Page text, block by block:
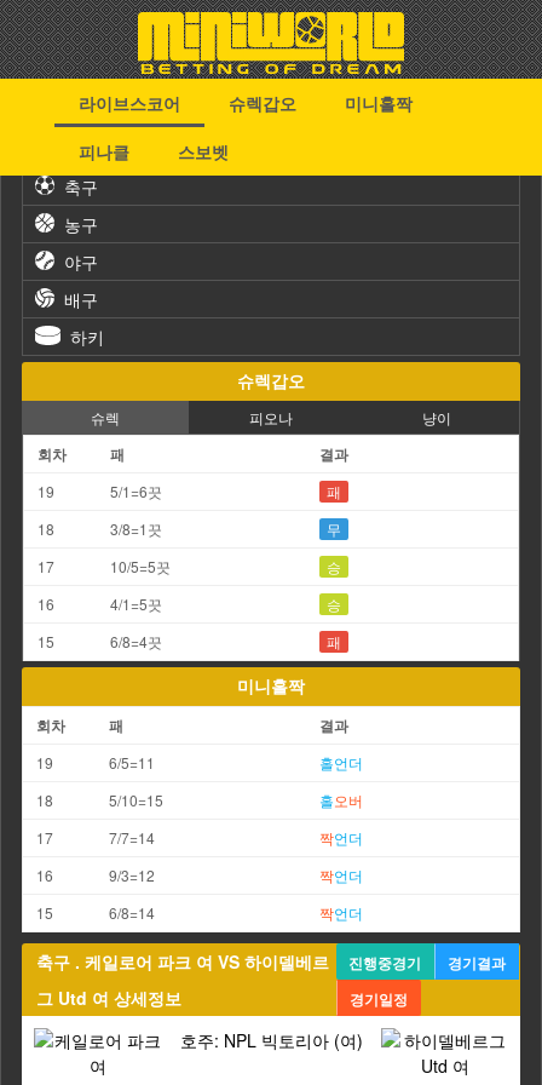
라이브스코어 슈렉갑오
미니홀짝
피나클
스보벳
축구
농구
야구
배구
하키
슈렉갑오
슈렉 피오나 냥이
회차 패 결과
19 5/1=6끗
패
18
3/8=1끗
무
17
10/5=5끗
승
16
4/1=5끗
승
15
6/8=4끗 패
미니홀짝
회차 패 결과
19 6/5=11 홀언더
18
5/10=15 홀오버
17
7/7=14 짝언더
16
9/3=12 짝언더
15
6/8=14 짝언더
축구 . 케일로어 파크 여 VS 하이델베르
그 Utd 여 상세정보
진행중경기
경기결과
경기일정
호주: NPL 빅토리아 (여)